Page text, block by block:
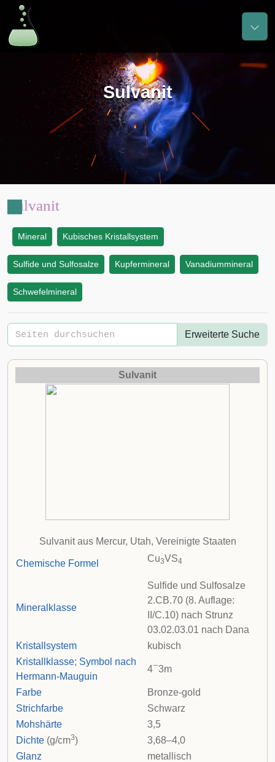
Sulvanit
Sulvanit
Mineral Kubisches Kristallsystem
Sulfide und Sulfosalze Kupfermineral Vanadiummineral
Schwefelmineral
Erweiterte Suche
Sulvanit
Sulvanit aus Mercur, Utah, Vereinigte Staaten
Chemische Formel Cu3VS4
Mineralklasse
Sulfide und Sulfosalze
2.CB.70 (8. Auflage:
II/C.10) nach Strunz
03.02.03.01 nach Dana
Kristallsystem
kubisch
Kristallklasse; Symbol nach
Hermann-Mauguin
4¯3m
Farbe
Bronze-gold
Strichfarbe
Schwarz
Mohshärte
3,5
Dichte (g/cm3)
3,68–4,0
Glanz
metallisch